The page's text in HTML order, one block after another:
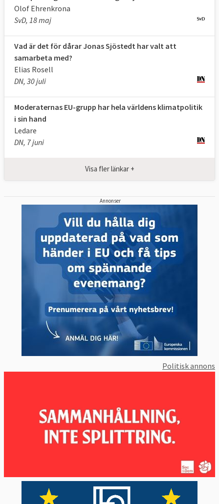
gruppen. De större grupperna får också mer
talartid i utskotten och kammaren.
Grupperna tilldelas ekonomiska bidrag av
parlamentet efter storlek.
När Europaparlamentet
olika frågor behandlas först betänkandena
från utskotten i de politiska grupperna.
Gruppen kan därefter lämna in olika
ändringsförslag. Även om grupperna
samordnar sig inför omröstningarna måste
inte ledamöterna rösta som gruppen i stort.
EPP | Konservativa och kristdemokrater
Moderaterna och Kristdemokraterna
S&D | Socialdemokrater
Socialdemokraterna
| Ytterhöger
Inga svenska partier finns med
ECR | Nationalkonservativa
Sverigedemokraterna
Förnya Europa | Liberaler
Miljöpartiet de gröna
GUE/NGL | Vänsterpartister
Vänsterpartiet
Inga svenska partier finns med
Grupplösa | Ledamöter utan partigrupp
Olof Ehrenkrona
SvD, 18 maj
Vad är det för dårar Jonas Sjöstedt har valt att
samarbeta med?
Elias Rosell
DN, 30 juli
Moderaternas EU-grupp har hela världens klimatpolitik
i sin hand
Ledare
DN, 7 juni
Visa fler länkar +
Annonser
Politisk annons